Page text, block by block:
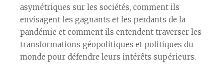
asymétriques sur les sociétés, comment ils
envisagent les gagnants et les perdants de la
pandémie et comment ils entendent traverser les
transformations géopolitiques et politiques du
monde pour défendre leurs intérêts supérieurs.